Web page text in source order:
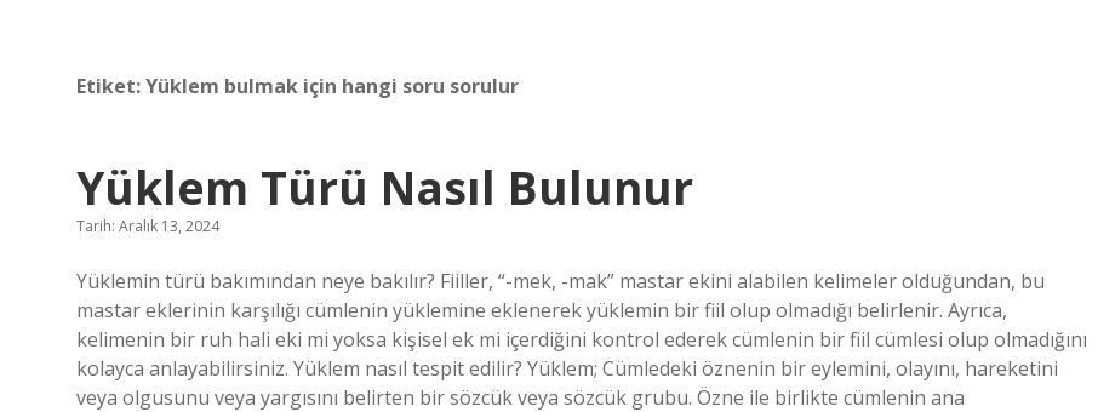
Etiket:Yüklem bulmak için hangi soru sorulur
Yüklem Türü Nasıl Bulunur
Tarih: Aralık 13, 2024
Yüklemin türü bakımından neye bakılır? Fiiller, “-mek, -mak” mastar ekini alabilen kelimeler olduğundan, bu
mastar eklerinin karşılığı cümlenin yüklemine eklenerek yüklemin bir fiil olup olmadığı belirlenir. Ayrıca,
kelimenin bir ruh hali eki mi yoksa kişisel ek mi içerdiğini kontrol ederek cümlenin bir fiil cümlesi olup olmadığını
kolayca anlayabilirsiniz. Yüklem nasıl tespit edilir? Yüklem; Cümledeki öznenin bir eylemini, olayını, hareketini
veya olgusunu veya yargısını belirten bir sözcük veya sözcük grubu. Özne ile birlikte cümlenin ana